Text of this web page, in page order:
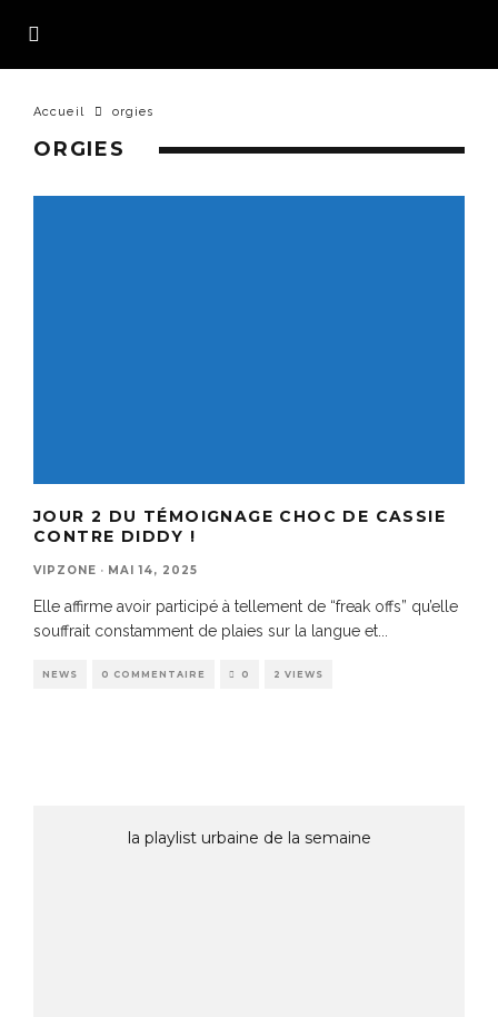
Accueil orgies
ORGIES
JOUR 2 DU TÉMOIGNAGE CHOC DE CASSIE
CONTRE DIDDY !
VIPZONE · MAI 14, 2025
Elle affirme avoir participé à tellement de “freak offs” qu’elle
souffrait constamment de plaies sur la langue et
NEWS 0 COMMENTAIRE 0 2 VIEWS
la playlist urbaine de la semaine